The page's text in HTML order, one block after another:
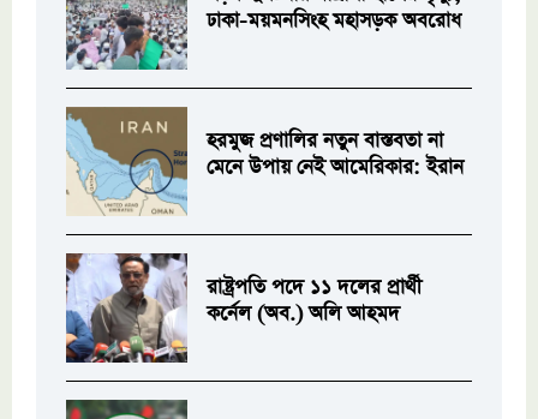
ঢাকা-ময়মনসিংহ মহাসড়ক অবরোধ
হরমুজ প্রণালির নতুন বাস্তবতা না
মেনে উপায় নেই আমেরিকার: ইরান
রাষ্ট্রপতি পদে ১১ দলের প্রার্থী
কর্নেল (অব.) অলি আহমদ